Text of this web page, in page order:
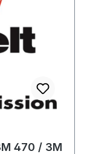
470 / 3M